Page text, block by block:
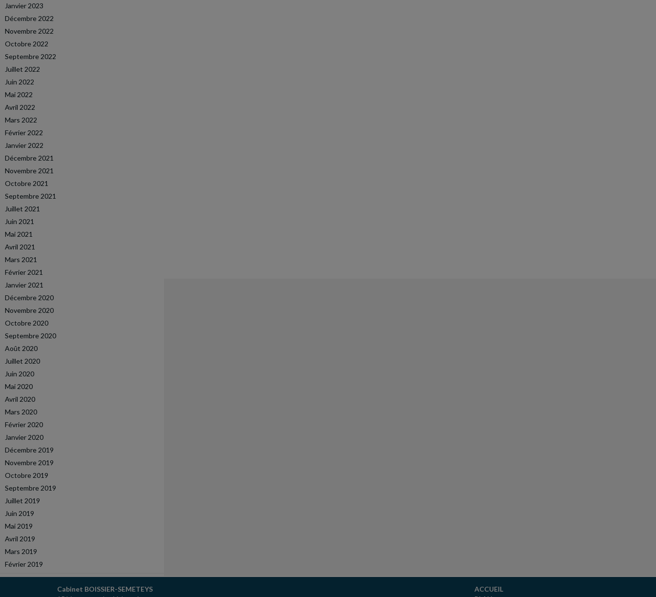
Janvier 2023
Décembre 2022
Novembre 2022
Octobre 2022
Septembre 2022
Juillet 2022
Juin 2022
Mai 2022
Avril 2022
Mars 2022
Février 2022
Janvier 2022
Décembre 2021
Novembre 2021
Octobre 2021
Septembre 2021
Juillet 2021
Juin 2021
Mai 2021
Avril 2021
Mars 2021
Février 2021
Janvier 2021
Décembre 2020
Novembre 2020
Octobre 2020
Septembre 2020
Août 2020
Juillet 2020
Juin 2020
Mai 2020
Avril 2020
Mars 2020
Février 2020
Janvier 2020
Décembre 2019
Novembre 2019
Octobre 2019
Septembre 2019
Juillet 2019
Juin 2019
Mai 2019
Avril 2019
Mars 2019
Février 2019
Cabinet BOISSIER-SEMETEYS
ACCUEIL